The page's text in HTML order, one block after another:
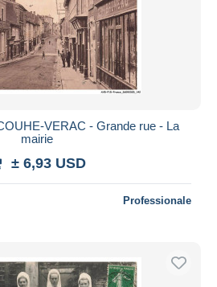
VERAC - Grande rue - La
mairie
± 6,93 USD
Professionale